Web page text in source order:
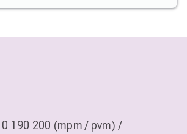
190 200 (mpm / pvm) /